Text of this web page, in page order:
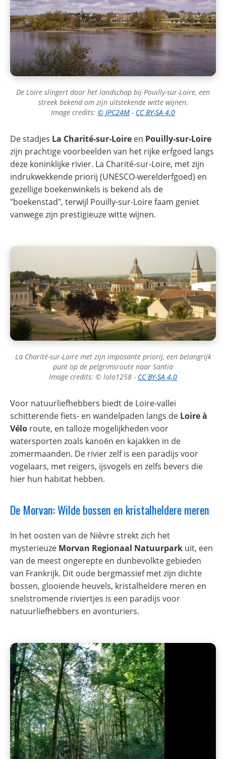
De Loire slingert door het landschap bij Pouilly-sur-Loire, een
streek bekend om zijn uitstekende witte wijnen.
Image credits: © JPC24M - CC BY-SA 4.0
De stadjes La Charité-sur-Loire en Pouilly-sur-Loire
zijn prachtige voorbeelden van het rijke erfgoed langs
deze koninklijke rivier. La Charité-sur-Loire, met zijn
indrukwekkende priorij (UNESCO-werelderfgoed) en
gezellige boekenwinkels is bekend als de
"boekenstad", terwijl Pouilly-sur-Loire faam geniet
vanwege zijn prestigieuze witte wijnen.
La Charité-sur-Loire met zijn imposante priorij, een belangrijk
punt op de pelgrimsroute naar Santia
Image credits: © lolo1258 - CC BY-SA 4.0
Voor natuurliefhebbers biedt de Loire-vallei
schitterende fiets- en wandelpaden langs de Loire à
Vélo route, en talloze mogelijkheden voor
watersporten zoals kanoën en kajakken in de
zomermaanden. De rivier zelf is een paradijs voor
vogelaars, met reigers, ijsvogels en zelfs bevers die
hier hun habitat hebben.
De Morvan: Wilde bossen en kristalheldere meren
In het oosten van de Nièvre strekt zich het
mysterieuze Morvan Regionaal Natuurpark uit, een
van de meest ongerepte en dunbevolkte gebieden
van Frankrijk. Dit oude bergmassief met zijn dichte
bossen, glooiende heuvels, kristalheldere meren en
snelstromende riviertjes is een paradijs voor
natuurliefhebbers en avonturiers.